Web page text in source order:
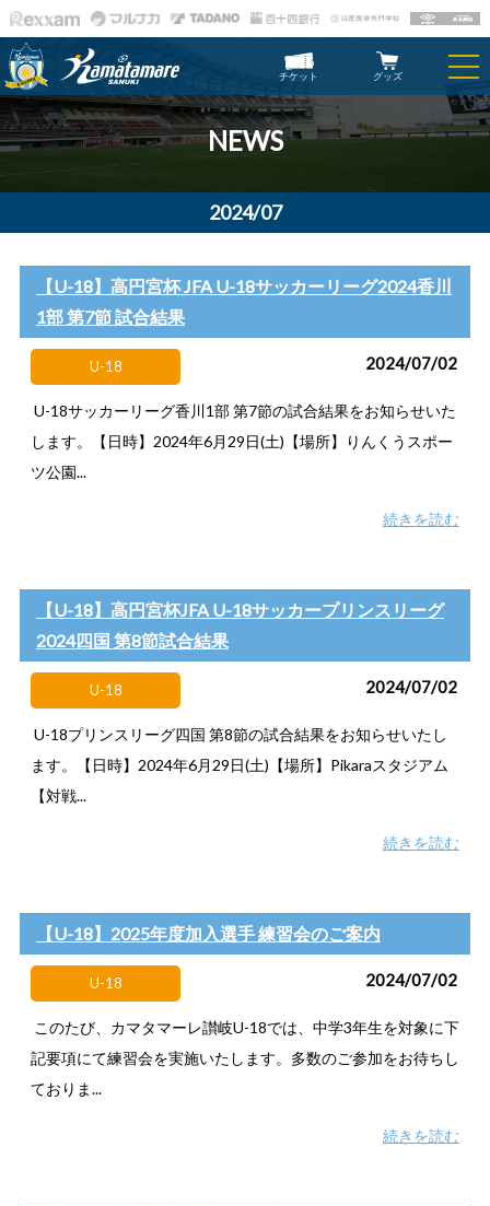
チケット グッズ
NEWS
2024/07
【U-18】高円宮杯 JFA U-18サッカーリーグ2024香川
1部 第7節 試合結果
U-18 2024/07/02
U-18サッカーリーグ香川1部 第7節の試合結果をお知らせいた
します。【日時】2024年6月29日(土)【場所】りんくうスポー
ツ公園...
続きを読む
【U-18】高円宮杯JFA U-18サッカープリンスリーグ
2024四国 第8節試合結果
U-18 2024/07/02
U-18プリンスリーグ四国 第8節の試合結果をお知らせいたし
ます。【日時】2024年6月29日(土)【場所】Pikaraスタジアム
【対戦...
続きを読む
【U-18】2025年度加入選手 練習会のご案内
U-18 2024/07/02
このたび、カマタマーレ讃岐U-18では、中学3年生を対象に下
記要項にて練習会を実施いたします。多数のご参加をお待ちし
ておりま...
続きを読む